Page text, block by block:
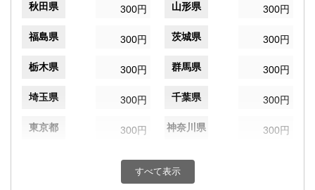
秋田県 300円 山形県 300円
福島県 300円 茨城県 300円
栃木県 300円 群馬県 300円
埼玉県 300円 千葉県 300円
東京都 300円 神奈川県 300円
300円 富山県
すべて表示